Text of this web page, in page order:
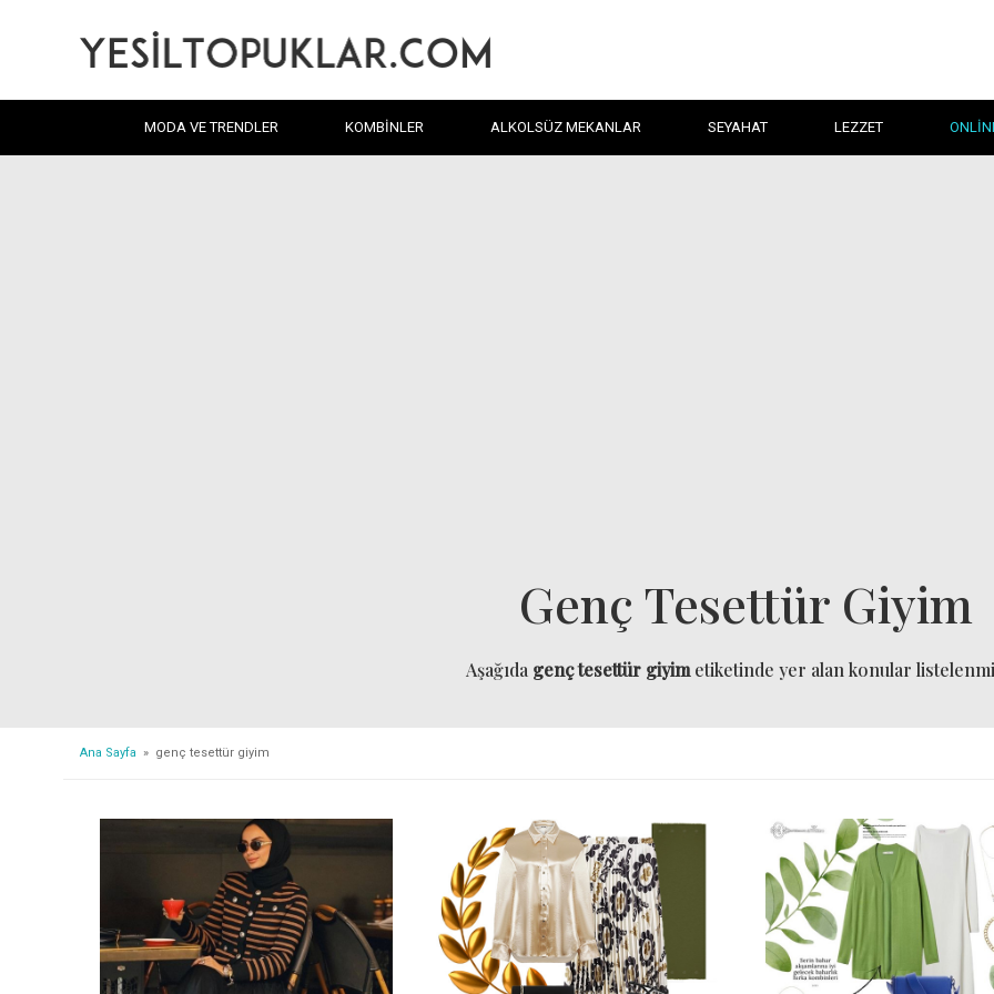
MODA VE TRENDLER KOMBINLER ALKOLSÜZ MEKANLAR SEYAHAT LEZZET
Genç Tesettür Giyim
Aşağıda genç tesettür giyim etiketinde yer alan konular
Ana Sayfa » genç tesettür giyim